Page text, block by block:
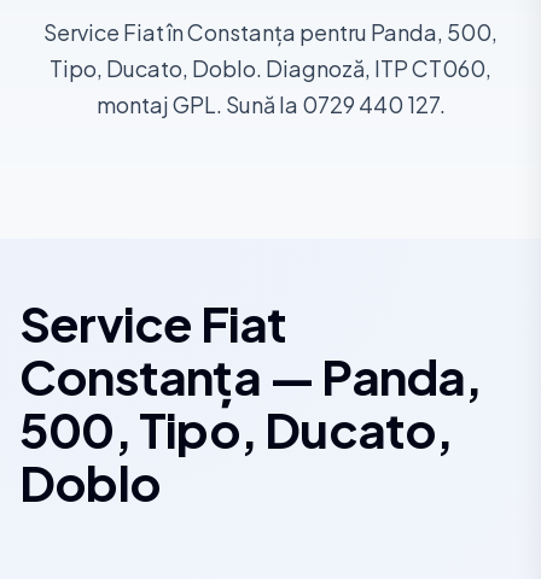
Service Fiat în Constanța pentru Panda, 500,
Tipo, Ducato, Doblo. Diagnoză, ITP CT060,
montaj GPL. Sună la 0729 440 127.
Service Fiat
Constanța — Panda,
500, Tipo, Ducato,
Doblo